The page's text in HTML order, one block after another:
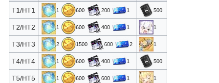
T1/HT1 1 600 200 1 500
T2/HT2 1 600 400 1 1
T3/HT3 2 1500 600 2 1
T4/HT4 1 600 400 1 500
T5/HT5 1 600 600 1 1